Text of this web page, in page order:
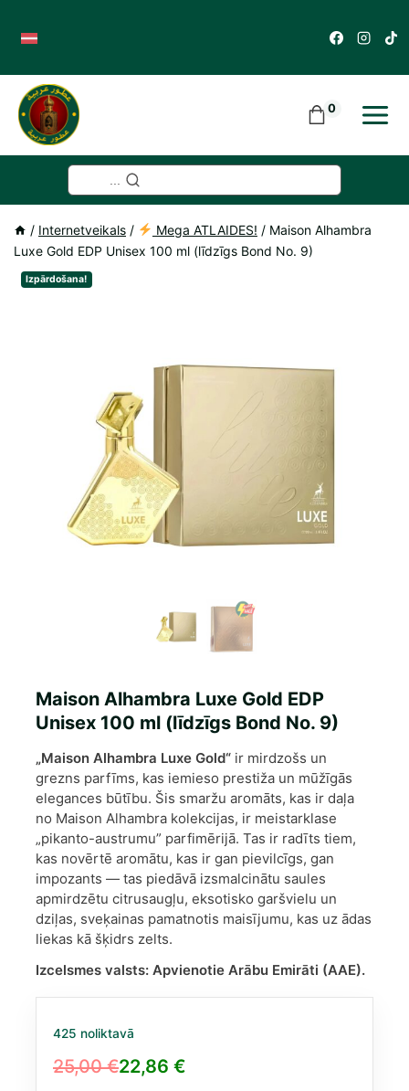
content
0
/ Internetveikals / Mega ATLAIDES! / Maison Alhambra
Luxe Gold EDP Unisex 100 ml (līdzīgs Bond No. 9)
Izpārdošana!
Maison Alhambra Luxe Gold EDP
Unisex 100 ml (līdzīgs Bond No. 9)
„Maison Alhambra Luxe Gold“ ir mirdzošs un
grezns parfīms, kas iemieso prestiža un mūžīgās
elegances būtību. Šis smaržu aromāts, kas ir daļa
no Maison Alhambra kolekcijas, ir meistarklase
„pikanto-austrumu” parfimērijā. Tas ir radīts tiem,
kas novērtē aromātu, kas ir gan pievilcīgs, gan
impozants — tas piedāvā izsmalcinātu saules
apmirdzētu citrusaugļu, eksotisko garšvielu un
dziļas, sveķainas pamatnotis maisījumu, kas uz ādas
liekas kā šķidrs zelts.
Izcelsmes valsts: Apvienotie Arābu Emirāti (AAE).
425 noliktavā
25,00€
Original
22,86 €
Current